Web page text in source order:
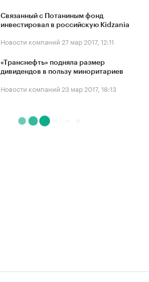
Связанный с Потаниным фонд
инвестировал в российскую Kidzania
Новости компаний 27 мар 2017, 12:11
«Транснефть» подняла размер
дивидендов в пользу миноритариев
Новости компаний 23 мар 2017, 18:13